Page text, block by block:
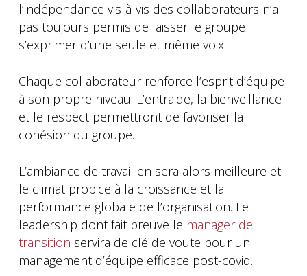
l’indépendance vis-à-vis des collaborateurs n’a
pas toujours permis de laisser le groupe
s’exprimer d’une seule et même voix.
Chaque collaborateur renforce l’esprit d’équipe
à son propre niveau. L’entraide, la bienveillance
et le respect permettront de favoriser la
cohésion du groupe.
L’ambiance de travail en sera alors meilleure et
le climat propice à la croissance et la
performance globale de l’organisation. Le
leadership dont fait preuve le manager de
transition servira de clé de voute pour un
management d’équipe efficace post-covid.